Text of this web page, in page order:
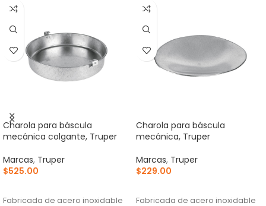
Charola para báscula
mecánica colgante, Truper
Marcas, Truper
$525.00
Fabricada de acero inoxidable
Charola para báscula
mecánica, Truper
Marcas, Truper
$229.00
Fabricada de acero inoxidable